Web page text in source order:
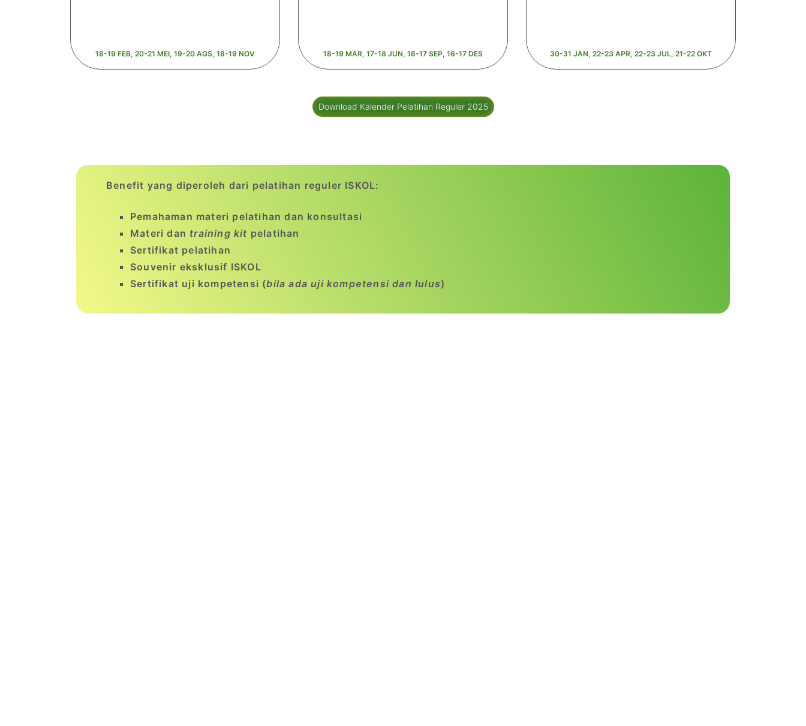
18-19 FEB, 20-21 MEI, 19-20 AGS, 18-19 NOV 18-19 MAR, 17-18 JUN, 16-17 SEP, 16-17 DES 30-31 JAN, 22-23 APR, 22-23 JUL, 21-22 OKT
Download Kalender Pelatihan Reguler 2025
Benefit yang diperoleh dari pelatihan reguler ISKOL:
Pemahaman materi pelatihan dan konsultasi
Materi dan training kit pelatihan
Sertifikat pelatihan
Souvenir eksklusif ISKOL
Sertifikat uji kompetensi (bila ada uji kompetensi dan lulus)